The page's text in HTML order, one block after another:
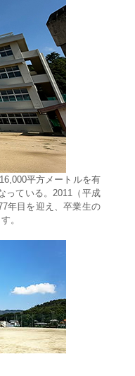
平方メートルを有
っている。2011（平成
年目を迎え、卒業生の
。